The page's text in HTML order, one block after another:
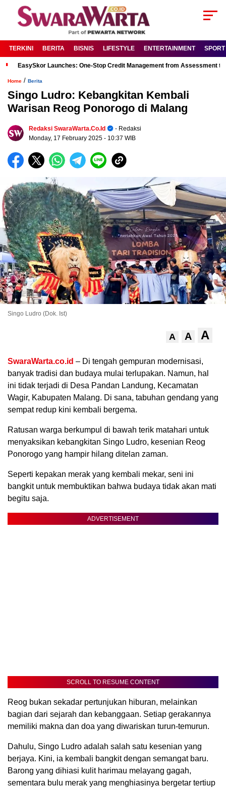
TERKINI BERITA BISNIS LIFESTYLE ENTERTAINMENT SPORT
EasySkor Launches: One-Stop Credit Management from Assessment
Home / Berita
Singo Ludro: Kebangkitan Kembali
Warisan Reog Ponorogo di Malang
Redaksi SwaraWarta.co.id
- Redaksi
Monday, 17 February 2025 - 10:37 WIB
Singo Ludro (Dok. Ist)
A A A
SwaraWarta.co.id – Di tengah gempuran modernisasi,
banyak tradisi dan budaya mulai terlupakan. Namun, hal
ini tidak terjadi di Desa Pandan Landung, Kecamatan
Wagir, Kabupaten Malang. Di sana, tabuhan gendang yang
sempat redup kini kembali bergema.
Ratusan warga berkumpul di bawah terik matahari untuk
menyaksikan kebangkitan Singo Ludro, kesenian Reog
Ponorogo yang hampir hilang ditelan zaman.
Seperti kepakan merak yang kembali mekar, seni ini
bangkit untuk membuktikan bahwa budaya tidak akan mati
begitu saja.
ADVERTISEMENT
SCROLL TO RESUME CONTENT
Reog bukan sekadar pertunjukan hiburan, melainkan
bagian dari sejarah dan kebanggaan. Setiap gerakannya
memiliki makna dan doa yang diwariskan turun-temurun.
Dahulu, Singo Ludro adalah salah satu kesenian yang
berjaya. Kini, ia kembali bangkit dengan semangat baru.
Barong yang dihiasi kulit harimau melayang gagah,
sementara bulu merak yang menghiasinya bergetar tertiup